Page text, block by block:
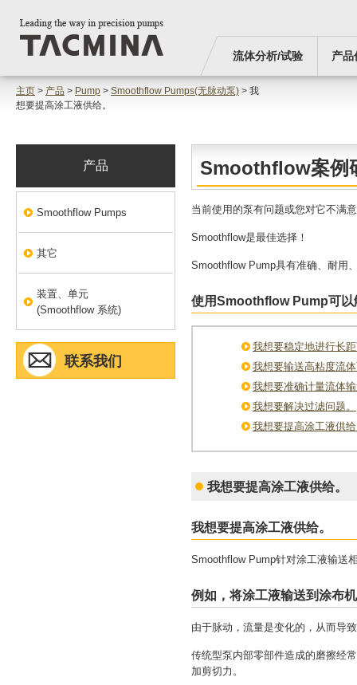
流体分析/试验 产品
主页 > 产品 > Pump > Smoothflow Pumps(无脉动泵) > 我
想要提高涂工液供给。
Smoothflow案例
当前使用的泵有问题或您对它不满
Smoothflow是最佳选择！
Smoothflow Pump具有准确、耐用
使用Smoothflow Pump可以
我想要稳定地进行长
我想要输送高粘度流
我想要准确计量流体
我想要解决过滤问题。
我想要提高涂工液供
我想要提高涂工液供给。
我想要提高涂工液供给。
Smoothflow Pump针对涂工液输送
例如，将涂工液输送到涂布
由于脉动，流量是变化的，从而导
传统型泵内部零部件造成的磨擦经
加剪切力。
产品
Smoothflow Pumps
其它
装置、单元
(Smoothflow 系统)
联系我们